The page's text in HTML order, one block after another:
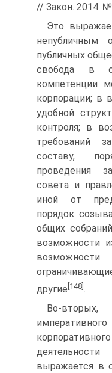
// Закон. 2014.
Это
непубличным
публичных
свобода в
компетенции
корпорации; в
удобной
контроля; в
требований
составу,
проведения
совета и
иной от
порядок
общих
возможности
другие [148] .
Во-
выражается в